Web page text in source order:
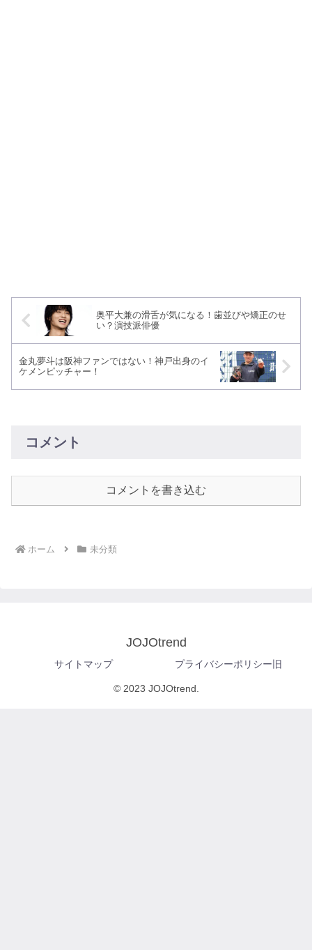
奥平大兼の滑舌が気になる！歯並びや矯正のせ
い？演技派俳優
金丸夢斗は阪神ファンではない！神戸出身のイ
ケメンピッチャー！
コメント
コメントを書き込む
ホーム 未分類
JOJOtrend
サイトマップ プライバシーポリシー旧
© 2023 JOJOtrend.